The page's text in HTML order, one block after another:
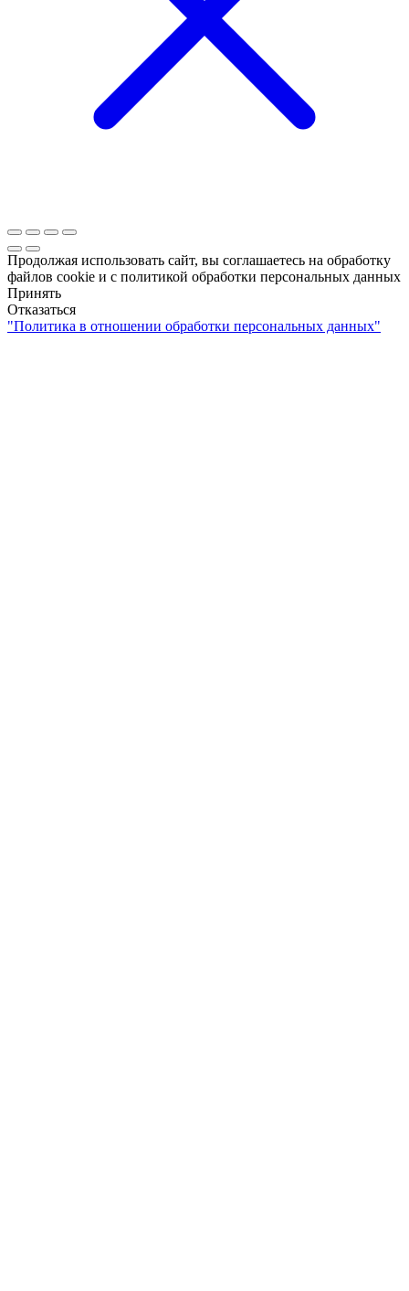
Продолжая использовать сайт, вы соглашаетесь на обработку
файлов cookie и c политикой обработки персональных данных
Принять
Отказаться
"Политика в отношении обработки персональных данных"